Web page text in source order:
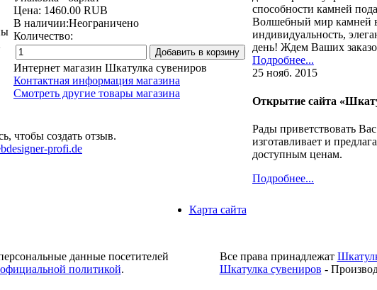
Цена: 1460.00 RUB
В наличии:Неограничено
Количество:
Интернет магазин Шкатулка сувениров
Контактная информация магазина
Смотреть другие товары магазина
чтобы создать отзыв.
profi.de
способности камней
Волшебный мир камней
индивидуальность,
день! Ждем Ваших
Подробнее...
25 нояб. 2015
Открытие сайта
Рады приветствовать
изготавливает и
доступным ценам.
Подробнее...
Карта сайта
данные посетителей
официальной политикой.
Все права принадлежат
Шкатулка сувениров -